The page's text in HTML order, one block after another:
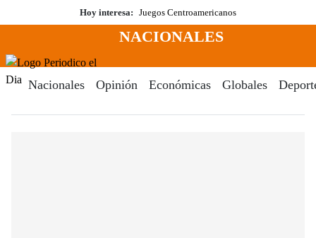
al
Hoy interesa: Juegos Centroamericanos
Menú
NACIONALES
Nacionales Opinión Económicas Globales